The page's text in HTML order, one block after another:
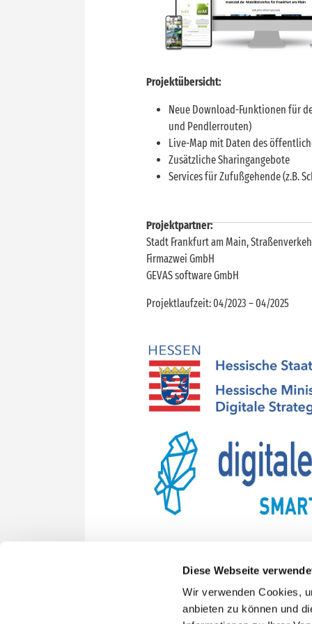
Diese Webseite
Wir verwenden Cookies,
anbieten zu können und
Projektübersicht:
Neue Download-Funktionen für
und Pendlerrouten)
Live-Map mit Daten des
Zusätzliche Sharingangebote
Services für Zufußgehende (z.B.
Projektpartner:
Stadt Frankfurt am Main,
Firmazwei GmbH
GEVAS software GmbH
Projektlaufzeit: 04/2023 – 04/2025